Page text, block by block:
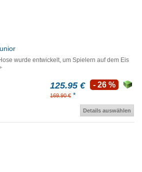
wurde entwickelt, um Spielern auf dem Eis
125.95 €
169.90 € *
- 26 %
Details auswählen